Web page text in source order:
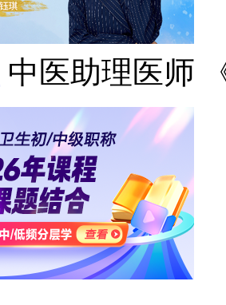
中医助理医师